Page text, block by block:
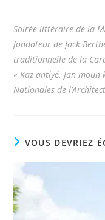
Soirée littéraire de la
fondateur de Jack
traditionnelle de la
« Kaz antiyé. Jan moun
Nationales de
VOUS DEVRIEZ